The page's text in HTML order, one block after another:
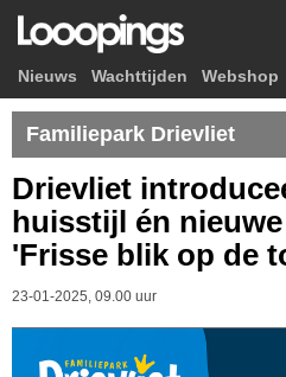
Nieuws Wachttijden Webshop
Familiepark Drievliet
Drievliet
huisstijl én
'Frisse blik op de
23-01-2025, 09.00 uur